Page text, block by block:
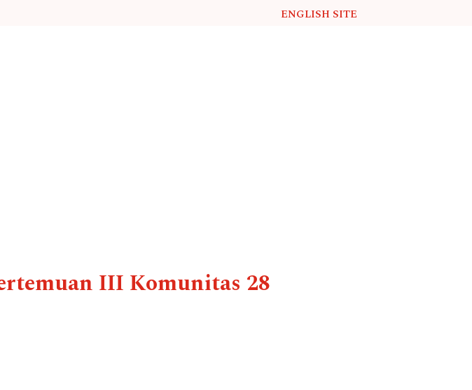
ENGLISH SITE
III Komunitas 28